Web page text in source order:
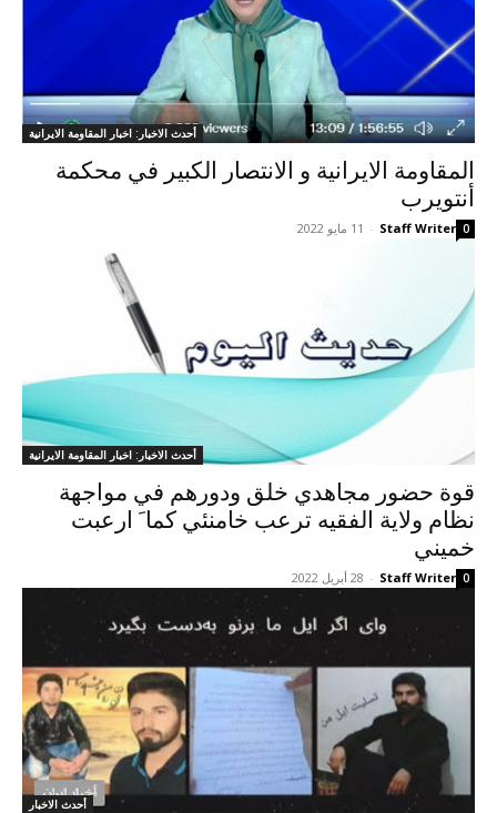
أحدث الاخبار: اخبار المقاومة الايرانية
المقاومة الايرانية و الانتصار الکبیر في محكمة
أنتويرب
Staff Writer
- 11 مايو 2022 0
أحدث الاخبار: اخبار المقاومة الايرانية
قوة حضور مجاهدي خلق ودورهم في مواجهة
نظام ولاية الفقيه ترعب خامنئي کما َ ارعبت
خميني
Staff Writer
- 28 أبريل 2022 0
أحدث الاخبار